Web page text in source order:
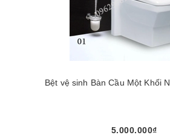
Bệt vệ sinh Bàn Cầu Một Khối
5.000.000₫